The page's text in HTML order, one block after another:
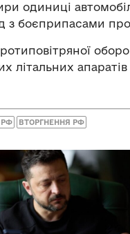
одиниці
з боєприпасами
літальних
РФ ВТОРГНЕННЯ РФ